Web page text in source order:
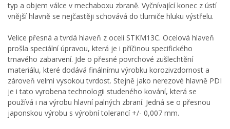
typ a objem válce v mechaboxu zbraně. Vyčnívající konec z ústí
vnější hlavně se nejčastěji schovává do tlumiče hluku výstřelu.
Velice přesná a tvrdá hlaveň z oceli STKM13C. Ocelová hlaveň
prošla speciální úpravou, která je i příčinou specifického
tmavého zabarvení. Jde o přesné povrchové zušlechtění
materiálu, které dodává finálnímu výrobku korozivzdornost a
zároveň velmi vysokou tvrdost. Stejně jako nerezové hlavně PDI
je i tato vyrobena technologii studeného kování, která se
používá i na výrobu hlavní palných zbraní. Jedná se o přesnou
japonskou výrobu s výrobní tolerancí +/- 0,007 mm.